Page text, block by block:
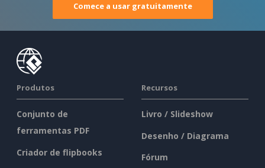
Comece a usar gratuitamente
Produtos
Conjunto de
ferramentas PDF
Criador de flipbooks
Recursos
Livro / Slideshow
Desenho / Diagrama
Fórum